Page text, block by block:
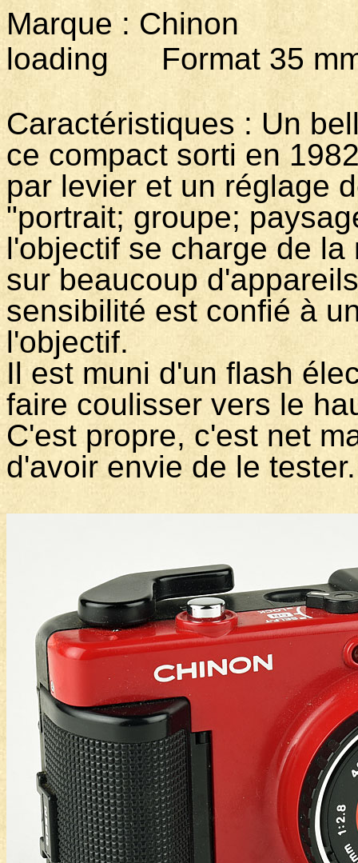
Marque : Chinon
loading Format 35
Caractéristiques : Un
ce compact sorti en
par levier et un réglage
"portrait; groupe;
l'objectif se charge de
sur beaucoup
sensibilité est confié à
l'objectif.
Il est muni d'un flash
faire coulisser vers le
C'est propre, c'est net
d'avoir envie de le tester.